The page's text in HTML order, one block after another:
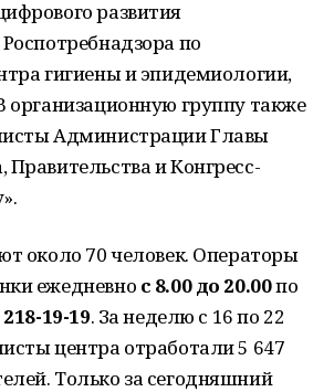
развития
по
гигиены и эпидемиологии,
организационную группу также
Администрации Главы
и Конгресс-
около 70 человек. Операторы
ежедневно с 8.00 до 20.00по
19-19. За неделю с 16 по 22
центра отработали 5 647
Только за сегодняшний